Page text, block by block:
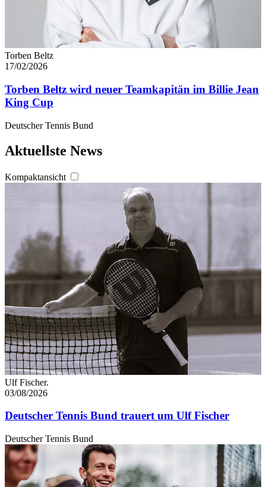
Torben Beltz
17/02/2026
Torben Beltz wird neuer Teamkapitän im Billie Jean
King Cup
Deutscher Tennis Bund
Aktuellste News
Kompaktansicht
Ulf Fischer.
03/08/2026
Deutscher Tennis Bund trauert um Ulf Fischer
Deutscher Tennis Bund